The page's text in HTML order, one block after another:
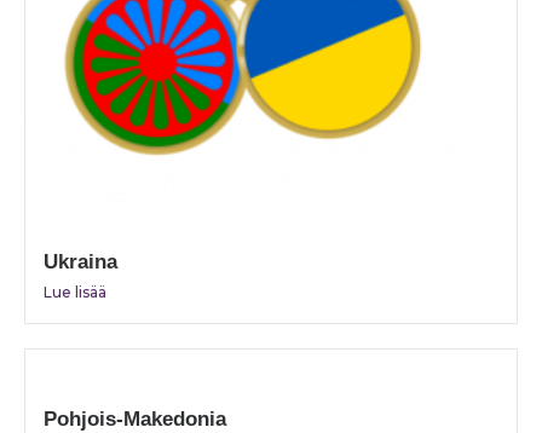
Ukraina
Lue lisää
Pohjois-Makedonia